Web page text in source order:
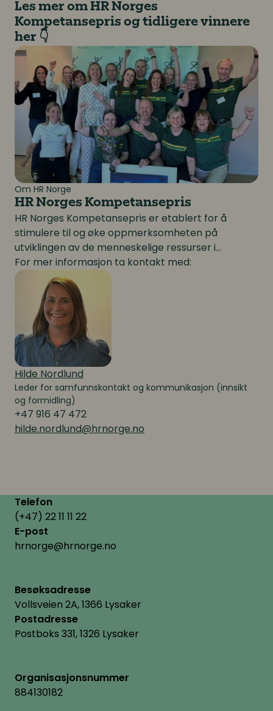
Les mer om HR Norges
Kompetansepris og tidligere vinnere
her 👇
Om HR Norge
HR Norges Kompetansepris
HR Norges Kompetansepris er etablert for å
stimulere til og øke oppmerksomheten på
utviklingen av de menneskelige ressurser i
arbeids- og samfunnsliv. Hvert år deles HR Norges
Kompetansepris ut til en virksomhet eller
organisasjon som har oppnådd spesielt gode
resultater innen området personal- og
organisasjonsutvikling.
HR Norges Kompetansepris
For mer informasjon ta kontakt med:
Hilde Nordlund
Leder for samfunnskontakt og kommunikasjon (innsikt
og formidling)
+47 916 47 472
hilde.nordlund@hrnorge.no
Telefon
(+47) 22 11 11 22
E-post
hrnorge@hrnorge.no
Besøksadresse
Vollsveien 2A, 1366 Lysaker
Postadresse
Postboks 331, 1326 Lysaker
Organisasjonsnummer
884130182